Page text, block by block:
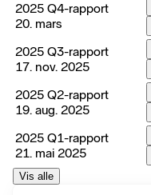
2025 Q4-rapport
20. mars
2025 Q3-rapport
17. nov. 2025
2025 Q2-rapport
19. aug. 2025
2025 Q1-rapport
21. mai 2025
Vis alle